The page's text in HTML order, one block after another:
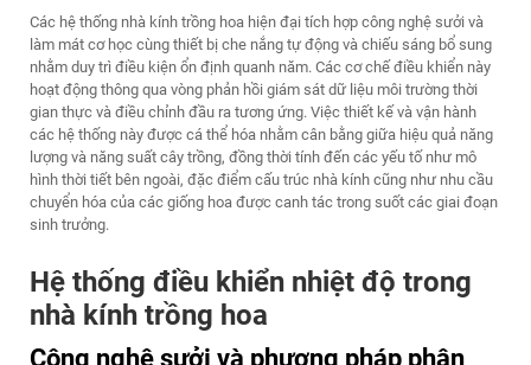
Các hệ thống nhà kính trồng hoa hiện đại tích hợp công nghệ sưởi và
làm mát cơ học cùng thiết bị che nắng tự động và chiếu sáng bổ sung
nhằm duy trì điều kiện ổn định quanh năm. Các cơ chế điều khiển này
hoạt động thông qua vòng phản hồi giám sát dữ liệu môi trường thời
gian thực và điều chỉnh đầu ra tương ứng. Việc thiết kế và vận hành
các hệ thống này được cá thể hóa nhằm cân bằng giữa hiệu quả năng
lượng và năng suất cây trồng, đồng thời tính đến các yếu tố như mô
hình thời tiết bên ngoài, đặc điểm cấu trúc nhà kính cũng như nhu cầu
chuyển hóa của các giống hoa được canh tác trong suốt các giai đoạn
sinh trưởng.
Hệ thống điều khiển nhiệt độ trong
nhà kính trồng hoa
Công nghệ sưởi và phương pháp phân